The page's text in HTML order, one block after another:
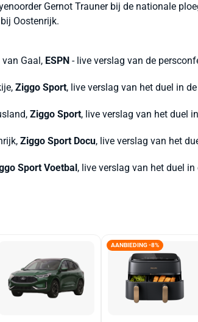
Gernot Trauner bij de nationale
Oostenrijk.
Gaal, ESPN - live verslag van de
Ziggo Sport, live verslag van het duel in
Ziggo Sport, live verslag van het duel
Ziggo Sport Docu, live verslag van het
Sport Voetbal, live verslag van het duel
AANBIEDING -8%